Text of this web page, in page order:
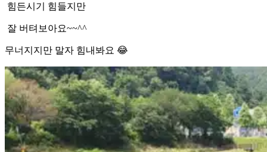
힘든시기 힘들지만
잘 버텨보아요~~^^
무너지지만 말자 힘내봐요 😂